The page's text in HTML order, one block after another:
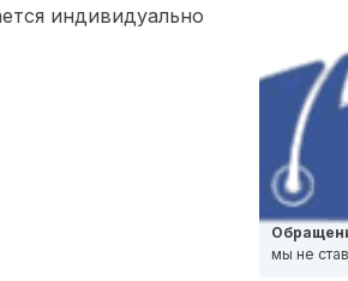
индивидуально
мы не